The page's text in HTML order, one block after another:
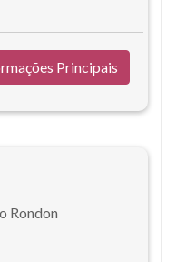
Principais
Rondon